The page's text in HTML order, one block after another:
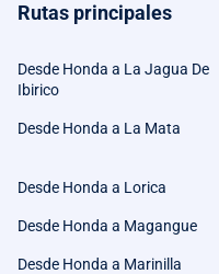
Rutas principales
Desde Honda a La Jagua De
Ibirico
Desde Honda a La Mata
Desde Honda a Lorica
Desde Honda a Magangue
Desde Honda a Marinilla